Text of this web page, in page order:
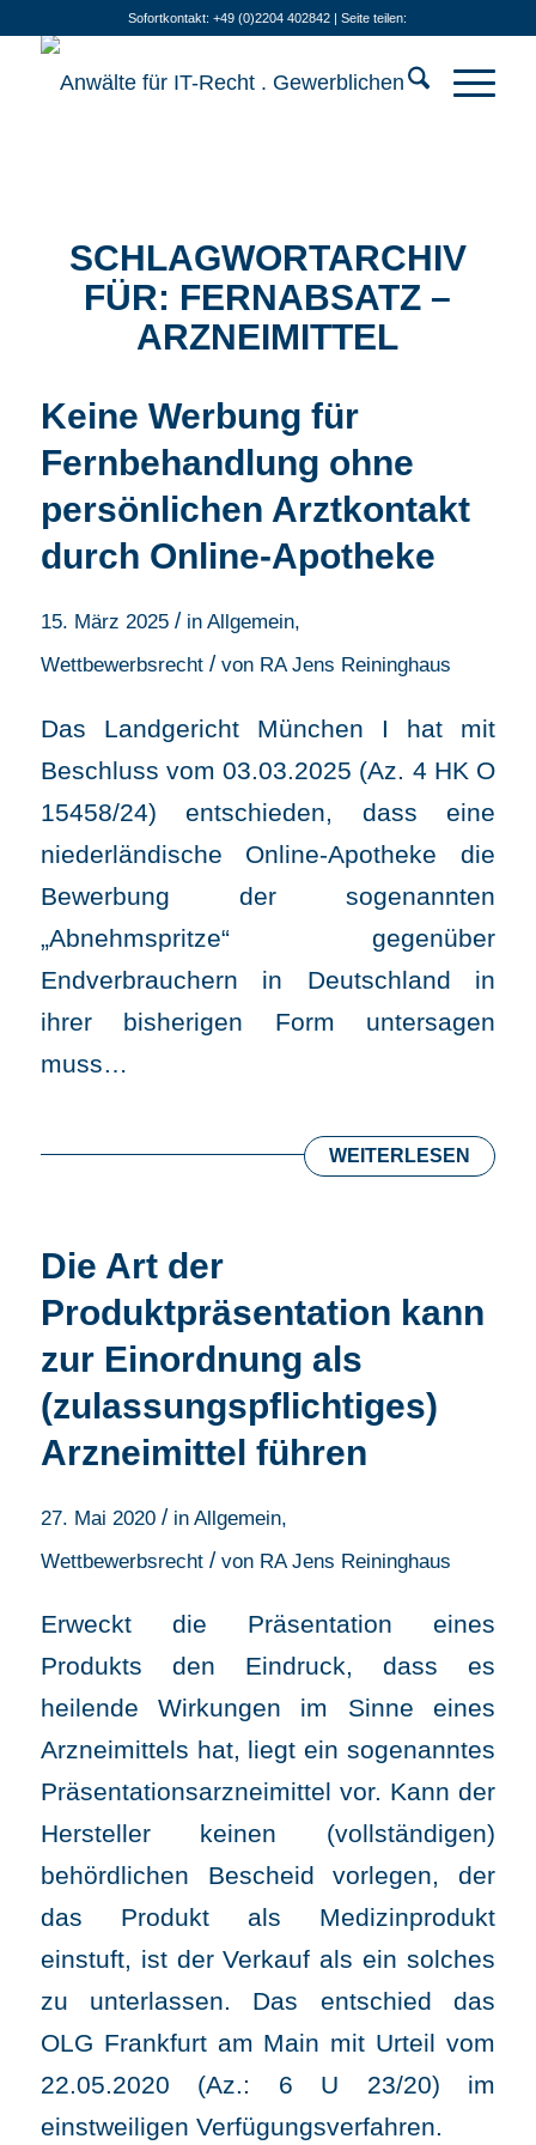
Sofortkontakt: +49 (0)2204 402842 | Seite teilen:
SCHLAGWORTARCHIV
FÜR: FERNABSATZ –
ARZNEIMITTEL
Keine Werbung für
Fernbehandlung ohne
persönlichen Arztkontakt
durch Online-Apotheke
15. März 2025 / in Allgemein,
Wettbewerbsrecht / von RA Jens Reininghaus
Das Landgericht München I hat mit
Beschluss vom 03.03.2025 (Az. 4 HK O
15458/24) entschieden, dass eine
niederländische Online-Apotheke die
Bewerbung der sogenannten
„Abnehmspritze“ gegenüber
Endverbrauchern in Deutschland in
ihrer bisherigen Form untersagen
muss…
WEITERLESEN
Die Art der
Produktpräsentation kann
zur Einordnung als
(zulassungspflichtiges)
Arzneimittel führen
27. Mai 2020 / in Allgemein,
Wettbewerbsrecht / von RA Jens Reininghaus
Erweckt die Präsentation eines
Produkts den Eindruck, dass es
heilende Wirkungen im Sinne eines
Arzneimittels hat, liegt ein sogenanntes
Präsentationsarzneimittel vor. Kann der
Hersteller keinen (vollständigen)
behördlichen Bescheid vorlegen, der
das Produkt als Medizinprodukt
einstuft, ist der Verkauf als ein solches
zu unterlassen. Das entschied das
OLG Frankfurt am Main mit Urteil vom
22.05.2020 (Az.: 6 U 23/20) im
einstweiligen Verfügungsverfahren.